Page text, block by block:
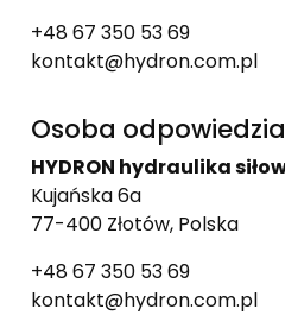
+48 67 350 53 69
kontakt@hydron.com.pl
Osoba
HYDRON hydraulika
Kujańska 6a
77-400 Złotów, Polska
+48 67 350 53 69
kontakt@hydron.com.pl